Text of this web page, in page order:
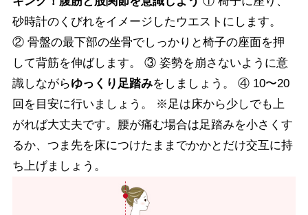
砂時計のくびれをイメージしたウエストにします。
② 骨盤の最下部の坐骨でしっかりと椅子の座面を押
して背筋を伸ばします。 ③ 姿勢を崩さないように意
識しながらゆっくり足踏みをしましょう。 ④ 10〜20
回を目安に行いましょう。 ※足は床から少しでも上
がれば大丈夫です。腰が痛む場合は足踏みを小さくす
るか、つま先を床につけたままでかかとだけ交互に持
ち上げましょう。